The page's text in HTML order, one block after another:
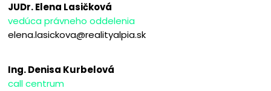
JUDr. Elena Lasičková
vedúca právneho oddelenia
elena.lasickova@realityalpia.sk
Ing. Denisa Kurbelová
call centrum